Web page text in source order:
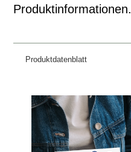
Produktinformationen.
Produktdatenblatt